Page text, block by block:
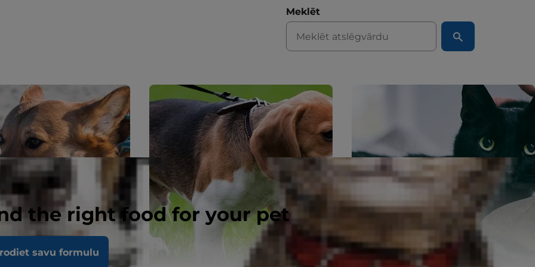
the right food for your pet
savu formulu
Meklēt